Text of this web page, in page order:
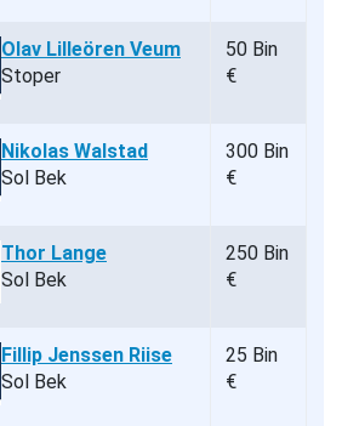
Olav Lilleören Veum
Stoper
50 Bin
€
Nikolas Walstad
Sol Bek
300 Bin
€
Thor Lange
Sol Bek
250 Bin
€
Fillip Jenssen Riise
Sol Bek
25 Bin
€